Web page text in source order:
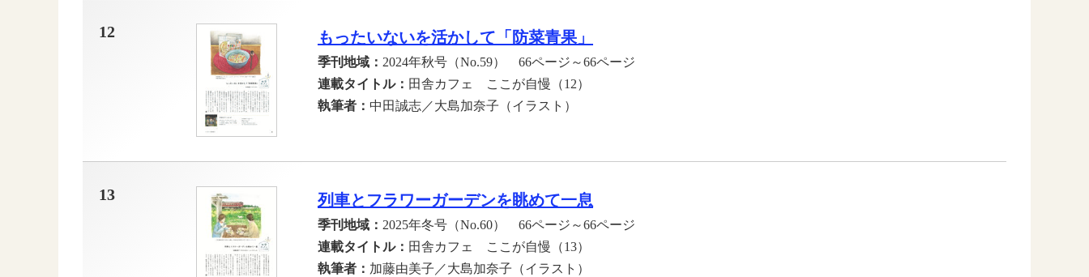
12 もったいないを活かして「防菜青果」
季刊地域： 2024年秋号（No.59） 66ページ～66ページ
連載タイトル： 田舎カフェ ここが自慢（12）
執筆者： 中田誠志／大島加奈子（イラスト）
13 列車とフラワーガーデンを眺めて一息
季刊地域： 2025年冬号（No.60） 66ページ～66ページ
連載タイトル： 田舎カフェ ここが自慢（13）
執筆者： 加藤由美子／大島加奈子（イラスト）